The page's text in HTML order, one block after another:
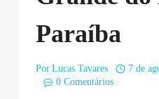
Paraíba
Por Lucas Tavares
7 de
0 Comentários